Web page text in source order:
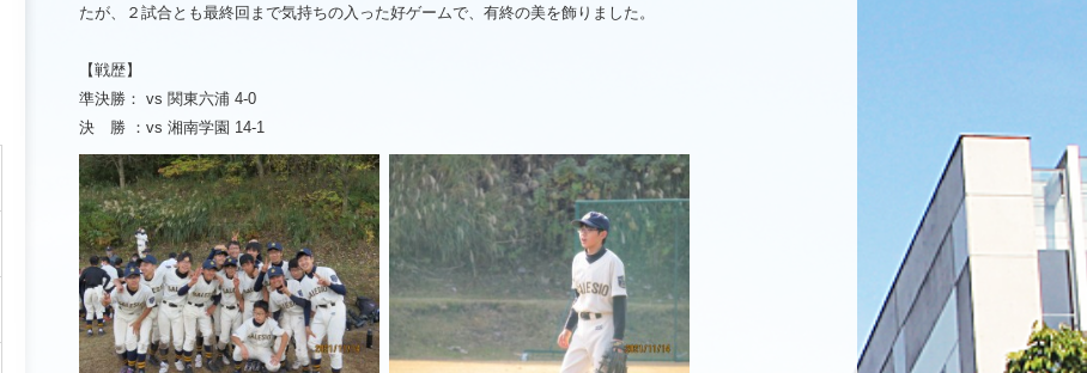
たが、２試合とも最終回まで気持ちの入った好ゲームで、有終の美を飾りました。
【戦歴】
準決勝： vs 関東六浦 4-0
決 勝 ： vs 湘南学園 14-1